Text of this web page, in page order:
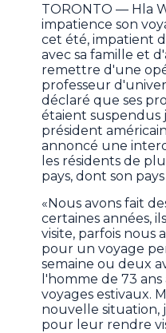
TORONTO — Hla
impatience son
cet été, impatient
avec sa famille et
remettre d'une
professeur
déclaré que ses
étaient suspendus
président
annoncé une
les résidents de
pays, dont son
«Nous avons fait
certaines années,
visite, parfois nous
pour un voyage
semaine ou deux
l'homme de 73 ans
voyages estivaux.
nouvelle situation,
pour leur rendre